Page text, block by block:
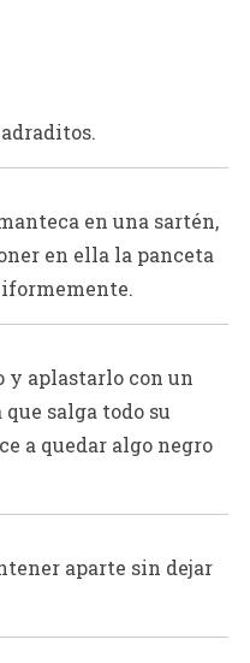
en una sartén,
en ella la panceta
y aplastarlo con un
salga todo su
a quedar algo negro
aparte sin dejar